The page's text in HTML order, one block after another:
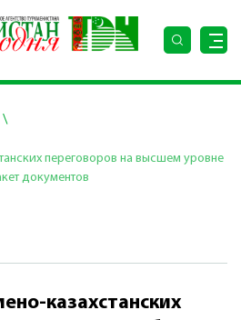
\
переговоров на высшем уровне
документов
казахстанских